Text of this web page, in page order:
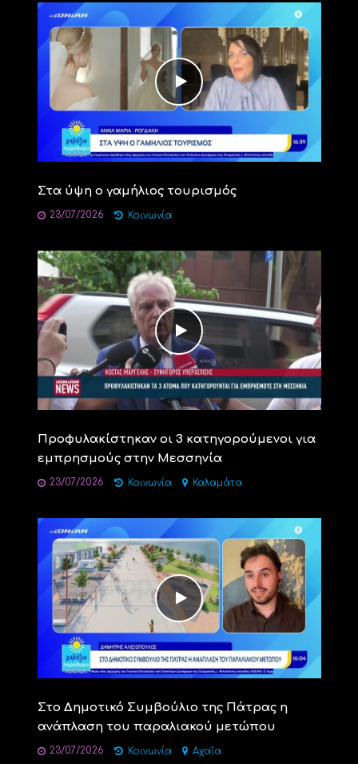
Στα ύψη ο γαμήλιος τουρισμός
23/07/2026 Κοινωνία
Προφυλακίστηκαν οι 3 κατηγορούμενοι για
εμπρησμούς στην Μεσσηνία
23/07/2026 Κοινωνία Καλαμάτα
Στο Δημοτικό Συμβούλιο της Πάτρας η
ανάπλαση του παραλιακού μετώπου
23/07/2026 Κοινωνία Αχαΐα